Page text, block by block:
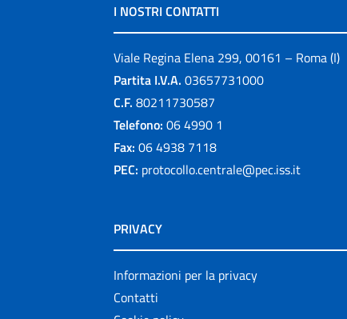
I NOSTRI CONTATTI
Viale Regina Elena 299, 00161 – Roma (I)
Partita I.V.A. 03657731000
C.F. 80211730587
Telefono: 06 4990 1
Fax: 06 4938 7118
PEC: protocollo.centrale@pec.iss.it
PRIVACY
Informazioni per la privacy
Contatti